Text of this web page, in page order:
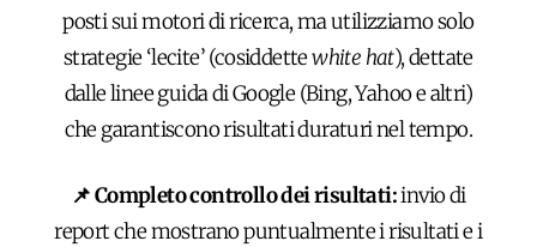
posti sui motori di ricerca, ma utilizziamo solo
strategie ‘lecite’ (cosiddettewhite hat), dettate
dalle linee guida di Google (Bing, Yahoo e altri)
che garantiscono risultati duraturi nel tempo.
📌 Completo controllo dei risultati:invio di
report che mostrano puntualmente i risultati e i